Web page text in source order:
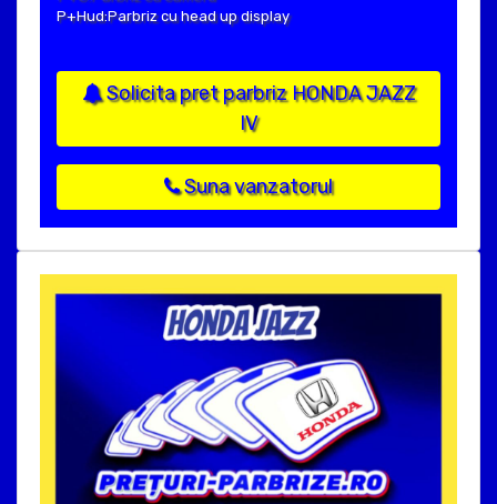
P+Hud:Parbriz cu head up display
Solicita pret parbriz HONDA JAZZ
IV
Suna vanzatorul